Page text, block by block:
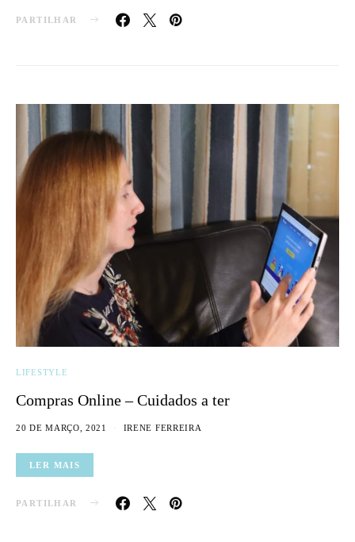
PARTILHAR
LIFESTYLE
Compras Online – Cuidados a ter
20 DE MARÇO, 2021 IRENE FERREIRA
LER MAIS
PARTILHAR